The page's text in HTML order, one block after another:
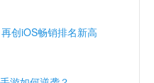
创iOS畅销排名新高